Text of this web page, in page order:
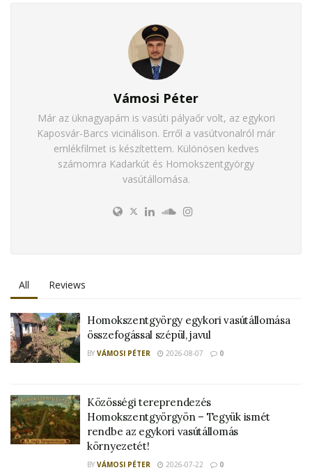
Vámosi Péter
Már az üknagyapám is vasúti pályaőr volt, az egykori
Kaposvár-Barcs vicinálison. Erről a vasútvonalról már
emlékfilmet is készítettem. Különösen kedves
számomra Kadarkút és Homokszentgyörgy
vasútállomása.
All Reviews
Homokszentgyörgy egykori vasútállomása
összefogással szépül, javul
BY VÁMOSI PÉTER 2026-08-07 0
Közösségi tereprendezés
Homokszentgyörgyön – Tegyük ismét
rendbe az egykori vasútállomás
környezetét!
BY VÁMOSI PÉTER 2026-07-22 0